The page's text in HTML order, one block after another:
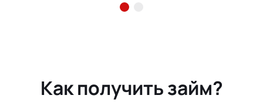
Как получить займ?